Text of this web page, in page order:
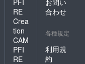
RE
Crea
tion
CAM
PFI
RE
合わせ
各種規定
利用規
約